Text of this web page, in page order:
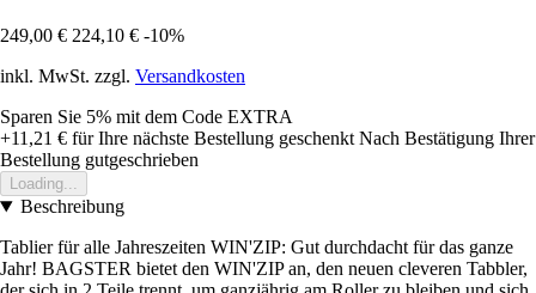
249,00 € 224,10 € -10%
inkl. MwSt. zzgl. Versandkosten
Sparen Sie 5% mit dem Code EXTRA
+11,21 € für Ihre nächste Bestellung geschenkt Nach Bestätigung Ihrer
Bestellung gutgeschrieben
Loading...
Beschreibung
Tablier für alle Jahreszeiten WIN'ZIP: Gut durchdacht für das ganze
Jahr! BAGSTER bietet den WIN'ZIP an, den neuen cleveren Tabbler,